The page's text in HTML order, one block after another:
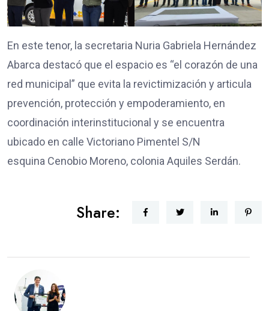
En este tenor, la secretaria Nuria Gabriela Hernández
Abarca destacó que el espacio es “el corazón de una
red municipal” que evita la revictimización y articula
prevención, protección y empoderamiento, en
coordinación interinstitucional y se encuentra
ubicado en calle Victoriano Pimentel S/N
esquina Cenobio Moreno, colonia Aquiles Serdán.
Share: